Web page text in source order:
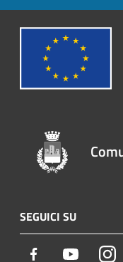
SEGUICI SU
Facebook Youtube